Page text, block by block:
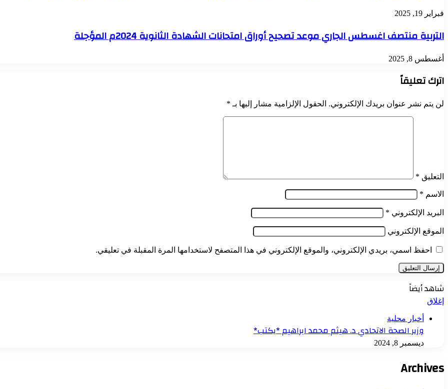
فبراير 19, 2025
التربية منتصف اغسطس الجاري موعد تصحيح أوراق امتحانات الشهادة الثانوية 2024م المؤجلة
أغسطس 8, 2025
اترك تعليقاً
لن يتم نشر عنوان بريدك الإلكتروني. الحقول الإلزامية مشار إليها بـ *
التعليق *
الاسم *
البريد الإلكتروني *
الموقع الإلكتروني
احفظ اسمي، بريدي الإلكتروني، والموقع الإلكتروني في هذا المتصفح لاستخدامها المرة المقبلة في تعليقي.
شاهد أيضاً
إغلاق
أخبار محلية
وزير الصحة الاتحادي د. هيثم محمد ابراهيم *يكتب*
ديسمبر 8, 2024
Archives